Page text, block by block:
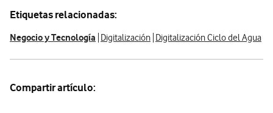
Etiquetas relacionadas:
Negocio y Tecnología Digitalización Digitalización Ciclo del Agua
Compartir artículo: